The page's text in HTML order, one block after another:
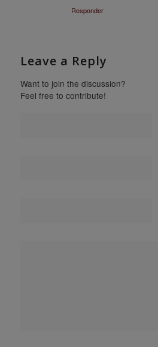
Responder
Leave a Reply
Want to join the discussion?
Feel free to contribute!